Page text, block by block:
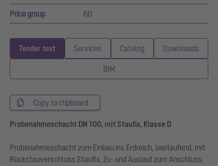
Price group 60
Tender text Services Catalog Downloads
BIM
Copy to clipboard
Probenahmeschacht DN 100, mit Staufix, Klasse D
Probenahmeschacht zum Einbau ins Erdreich, leerlaufend, mit
Rückstauverschluss Staufix, Zu- und Auslauf zum Anschluss